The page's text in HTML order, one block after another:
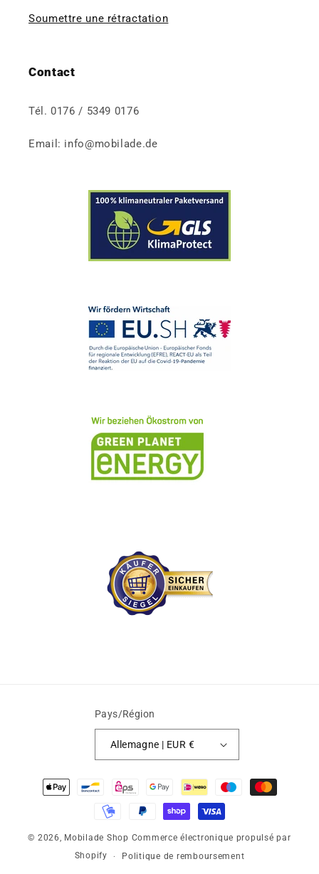
Soumettre une rétractation
Contact
Tél. 0176 / 5349 0176
Email: info@mobilade.de
Pays/Région
Allemagne | EUR €
Moyens
© 2026, Mobilade Shop Commerce électronique propulsé par
Shopify
Politique de remboursement